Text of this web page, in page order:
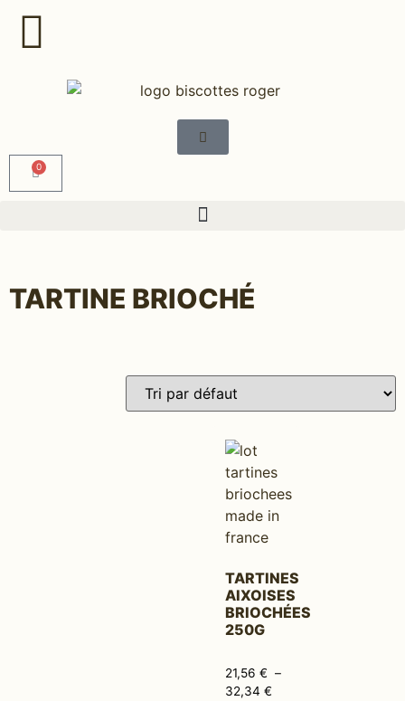
0
TARTINE BRIOCHÉ
TARTINES
AIXOISES
BRIOCHÉES
250G
21,56 € –
32,34 €